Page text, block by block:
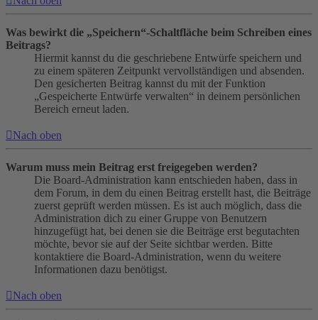
Was bewirkt die „Speichern“-Schaltfläche beim Schreiben eines
Beitrags?
Hiermit kannst du die geschriebene Entwürfe speichern und
zu einem späteren Zeitpunkt vervollständigen und absenden.
Den gesicherten Beitrag kannst du mit der Funktion
„Gespeicherte Entwürfe verwalten“ in deinem persönlichen
Bereich erneut laden.
Nach oben
Warum muss mein Beitrag erst freigegeben werden?
Die Board-Administration kann entschieden haben, dass in
dem Forum, in dem du einen Beitrag erstellt hast, die Beiträge
zuerst geprüft werden müssen. Es ist auch möglich, dass die
Administration dich zu einer Gruppe von Benutzern
hinzugefügt hat, bei denen sie die Beiträge erst begutachten
möchte, bevor sie auf der Seite sichtbar werden. Bitte
kontaktiere die Board-Administration, wenn du weitere
Informationen dazu benötigst.
Nach oben